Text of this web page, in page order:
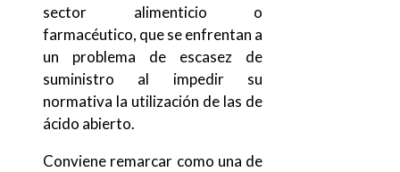
sector alimenticio o
farmacéutico, que se enfrentan a
un problema de escasez de
suministro al impedir su
normativa la utilización de las de
ácido abierto.
Conviene remarcar como una de